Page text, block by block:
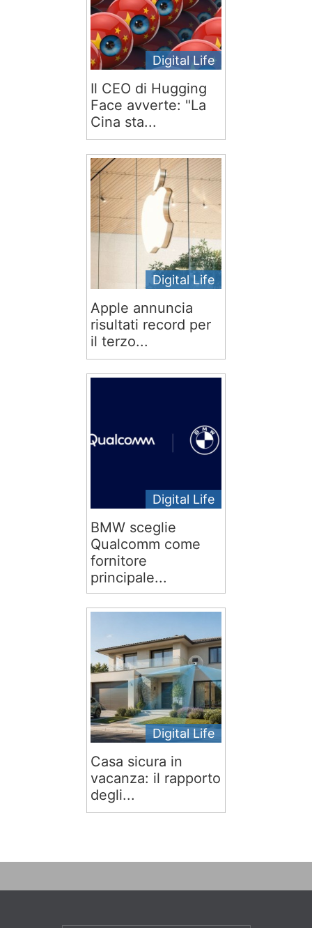
Digital Life
Il CEO di Hugging
Face avverte: "La
Cina sta...
Digital Life
Apple annuncia
risultati record per
il terzo...
Digital Life
BMW sceglie
Qualcomm come
fornitore
principale...
Digital Life
Casa sicura in
vacanza: il rapporto
degli...